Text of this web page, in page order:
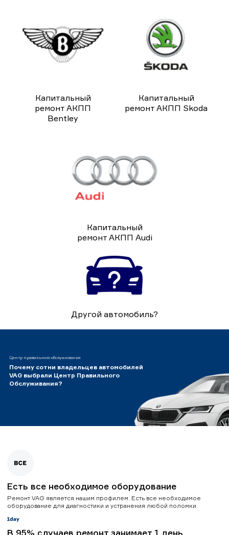
Капитальный
ремонт АКПП
Bentley
Капитальный
ремонт АКПП Skoda
Капитальный
ремонт АКПП Audi
Другой автомобиль?
Центр правильного обслуживания
Почему сотни владельцев автомобилей
VAG выбрали Центр Правильного
Обслуживания?
Есть все необходимое оборудование
Ремонт VAG является нашим профилем. Есть все необходимое
оборудование для диагностики и устранения любой поломки.